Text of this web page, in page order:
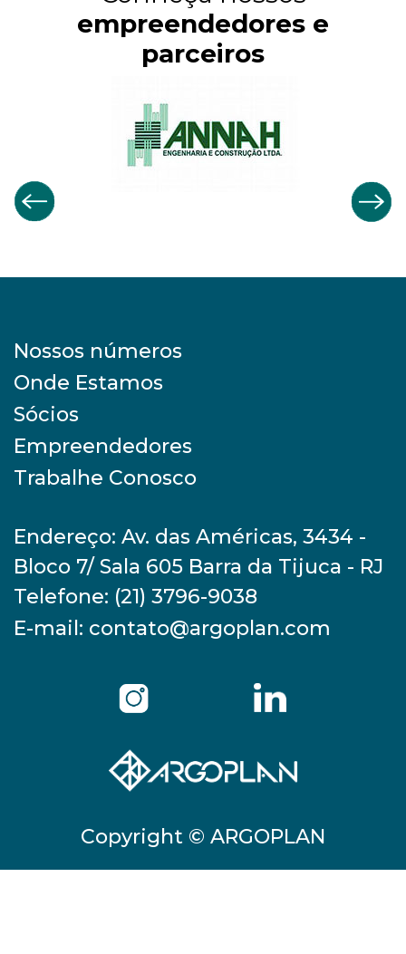
empreendedores e
parceiros
Nossos números
Onde Estamos
Sócios
Empreendedores
Trabalhe Conosco
Endereço: Av. das Américas, 3434 -
Bloco 7/ Sala 605 Barra da Tijuca - RJ
Telefone: (21) 3796-9038
E-mail: contato@argoplan.com
Copyright © ARGOPLAN